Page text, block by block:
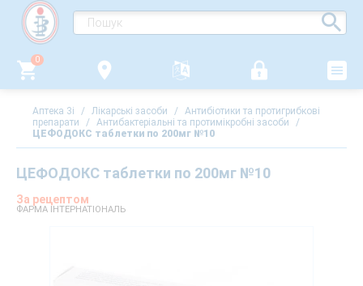
0
Аптека 3i / Лікарські засоби / Антибіотики та протигрибкові
препарати
/ Антибактеріальні та протимікробні засоби
/
ЦЕФОДОКС таблетки по 200мг №10
ЦЕФОДОКС таблетки по 200мг №10
За рецептом
ФАРМА ІНТЕРНАТІОНАЛЬ